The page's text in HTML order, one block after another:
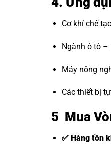
Cơ khí chế
Ngành ô tô –
Máy nông
Các thiết bị
5 Mua
✅ Hàng tồn